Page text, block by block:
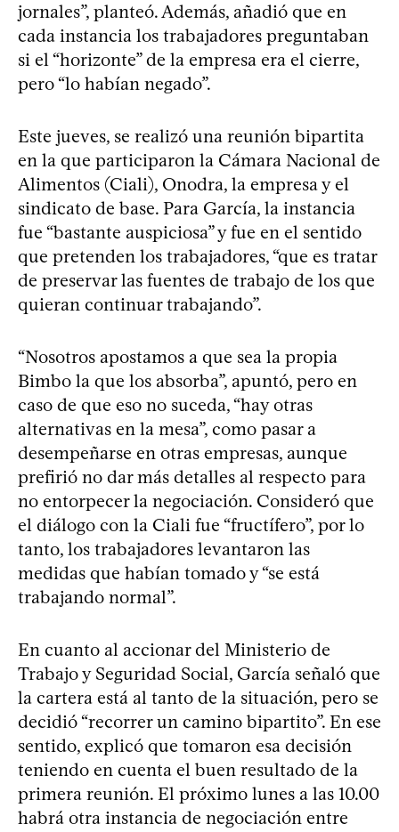
jornales”, planteó. Además, añadió que en
cada instancia los trabajadores preguntaban
si el “horizonte” de la empresa era el cierre,
pero “lo habían negado”.
Este jueves, se realizó una reunión bipartita
en la que participaron la Cámara Nacional de
Alimentos (Ciali), Onodra, la empresa y el
sindicato de base. Para García, la instancia
fue “bastante auspiciosa” y fue en el sentido
que pretenden los trabajadores, “que es tratar
de preservar las fuentes de trabajo de los que
quieran continuar trabajando”.
“Nosotros apostamos a que sea la propia
Bimbo la que los absorba”, apuntó, pero en
caso de que eso no suceda, “hay otras
alternativas en la mesa”, como pasar a
desempeñarse en otras empresas, aunque
prefirió no dar más detalles al respecto para
no entorpecer la negociación. Consideró que
el diálogo con la Ciali fue “fructífero”, por lo
tanto, los trabajadores levantaron las
medidas que habían tomado y “se está
trabajando normal”.
En cuanto al accionar del Ministerio de
Trabajo y Seguridad Social, García señaló que
la cartera está al tanto de la situación, pero se
decidió “recorrer un camino bipartito”. En ese
sentido, explicó que tomaron esa decisión
teniendo en cuenta el buen resultado de la
primera reunión. El próximo lunes a las 10.00
habrá otra instancia de negociación entre